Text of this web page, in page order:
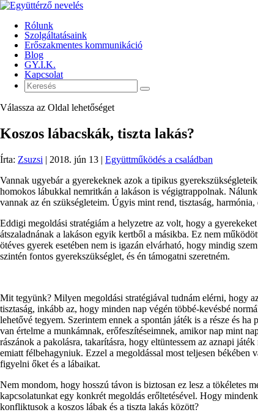
Rólunk
Szolgáltatásaink
Erőszakmentes kommunikáció
Blog
GY.I.K.
Kapcsolat
Válassza az Oldal lehetőséget
Koszos lábacskák, tiszta lakás?
Írta: Zsuzsi | 2018. jún 13 | Együttműködés a családban
Vannak ugyebár a gyerekeknek azok a tipikus
homokos lábukkal nemritkán a lakáson is végigtrappolnak.
vannak az én szükségleteim. Úgyis mint rend, tisztaság,
Eddigi megoldási stratégiám a helyzetre az volt, hogy a
átszaladnának a lakáson egyik kertből a másikba. Ez nem
ötéves gyerek esetében nem is igazán elvárható, hogy mindig
szintén fontos gyerekszükséglet, és én támogatni szeretném.
Mit tegyünk? Milyen megoldási stratégiával tudnám elérni, hogy
tisztaság, inkább az, hogy minden nap végén többé-kevésbé
lehetővé tegyem. Szerintem ennek a spontán játék is a része és
van értelme a munkámnak, erőfeszítéseimnek, amikor nap mint
rászánok a pakolásra, takarításra, hogy eltüntessem az aznapi
emiatt félbehagyniuk. Ezzel a megoldással most teljesen békében
figyelni őket és a lábaikat.
Nem mondom, hogy hosszú távon is biztosan ez lesz a tökéletes
kapcsolatunkat egy konkrét megoldás erőltetésével. Hogy
konfliktusok a koszos lábak és a tiszta lakás között?